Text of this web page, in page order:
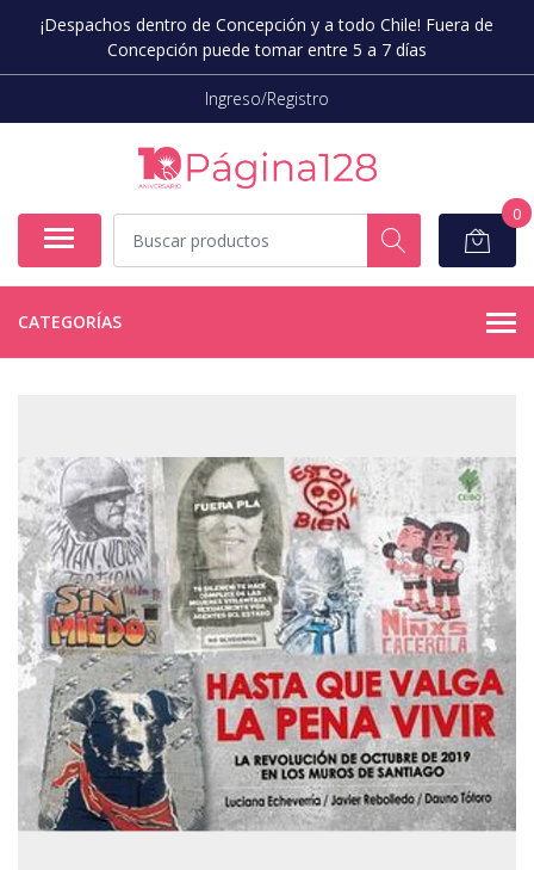
¡Despachos dentro de Concepción y a todo Chile! Fuera de
Concepción puede tomar entre 5 a 7 días
Ingreso/Registro
0
CATEGORÍAS